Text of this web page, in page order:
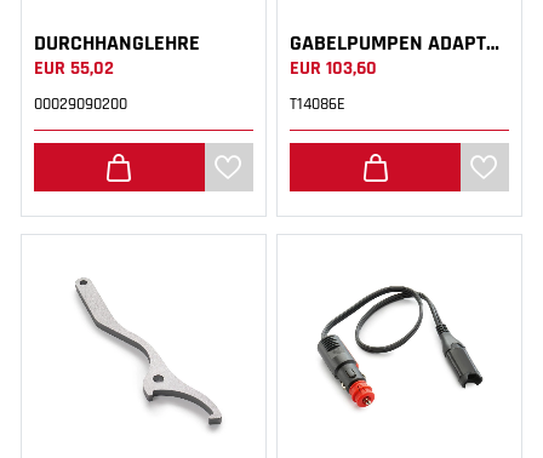
DURCHHANGLEHRE
EUR 55,02
00029090200
GABELPUMPEN ADAPTER
EUR 103,60
T14086E